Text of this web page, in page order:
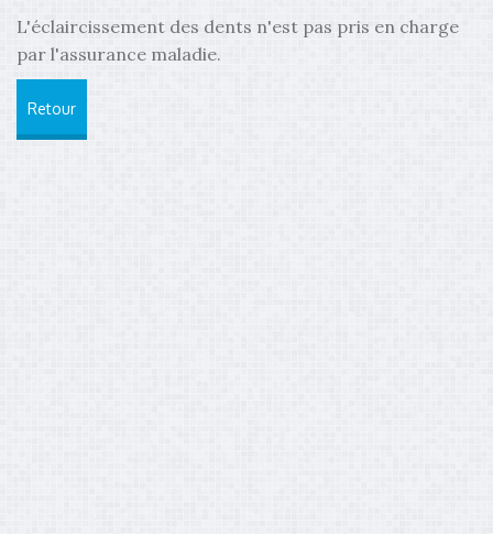
L'éclaircissement des dents n'est pas pris en charge
par l'assurance maladie.
Retour